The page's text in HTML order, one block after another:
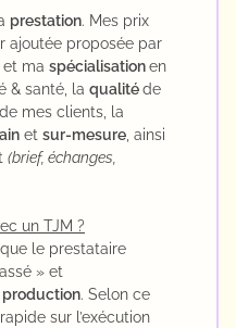
prestation. Mes prix
ajoutée proposée par
et ma spécialisationen
& santé, la qualitéde
de mes clients, la
et sur-mesure , ainsi
(brief, échanges,
un TJM ?
le prestataire
» et
production. Selon ce
sur l’exécution